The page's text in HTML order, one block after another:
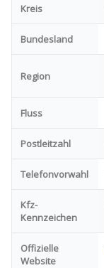
Kreis
Bundesland
Region
Fluss
Postleitzahl
Telefonvorwahl
Kfz-
Kennzeichen
Offizielle
Website